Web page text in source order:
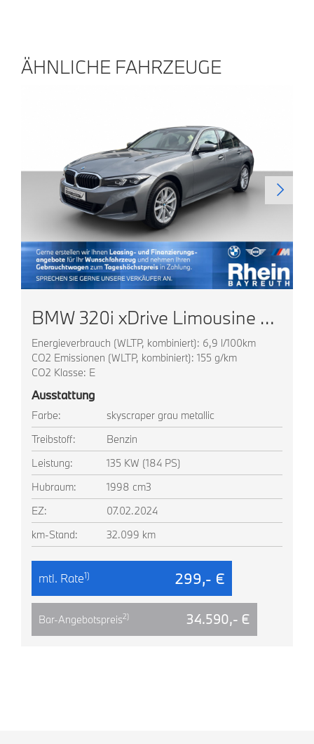
ÄHNLICHE FAHRZEUGE
BMW 320i xDrive Limousine Navi LED AHK Sitzheizung
Energieverbrauch (WLTP, kombiniert): 6,9 l/100km
CO2 Emissionen (WLTP, kombiniert): 155 g/km
CO2 Klasse: E
Ausstattung
Farbe:
skyscraper grau metallic
Treibstoff:
Benzin
Leistung:
135 KW (184 PS)
Hubraum:
1998 cm3
EZ:
07.02.2024
km-Stand:
32.099 km
mtl. Rate1) 299,- €
Bar-Angebotspreis2) 34.590,- €